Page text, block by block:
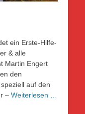
ein Erste-Hilfe-
& alle
Martin Engert
den
auf den
– Weiterlesen …